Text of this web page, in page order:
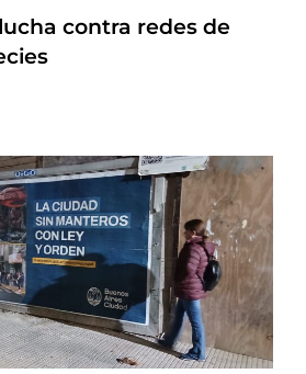
contra redes de